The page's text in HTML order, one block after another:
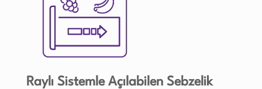
Raylı Sistemle Açılabilen Sebzelik